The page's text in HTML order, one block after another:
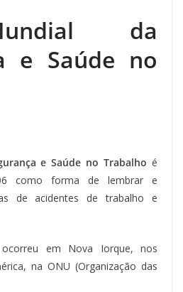
da
e Saúde no
e Saúde no Trabalho é
como forma de lembrar e
de acidentes de trabalho e
em Nova Iorque, nos
na ONU (Organização das